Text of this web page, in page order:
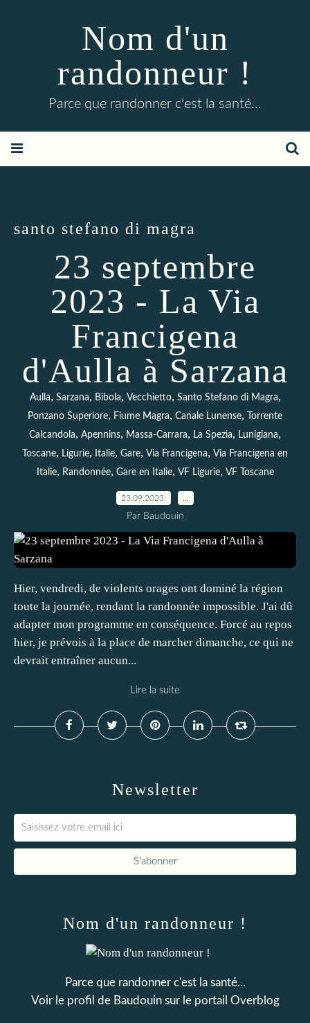
Nom d'un
randonneur !
Parce que randonner c'est la santé...
santo stefano di magra
23 septembre
2023 - La Via
Francigena
d'Aulla à Sarzana
Aulla, Sarzana, Bibola, Vecchietto, Santo Stefano di Magra,
Ponzano Superiore, Fiume Magra, Canale Lunense,
Torrente
Calcandola, Apennins, Massa-Carrara, La Spezia, Lunigiana,
Toscane, Ligurie, Italie, Gare, Via Francigena, Via Francigena en
Italie, Randonnée, Gare en Italie, VF Ligurie, VF Toscane
23.09.2023
Par Baudouin
Hier, vendredi, de violents orages ont dominé la région
toute la journée, rendant la randonnée impossible. J'ai dû
adapter mon programme en conséquence. Forcé au repos
hier, je prévois à la place de marcher dimanche, ce qui ne
devrait entraîner aucun...
Lire la suite
Newsletter
Nom d'un randonneur !
Parce que randonner c'est la santé...
Voir le profil de Baudouinsur le portail Overblog